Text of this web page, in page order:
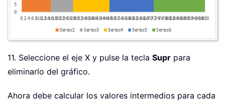
11. Seleccione el eje X y pulse la tecla Supr para
eliminarlo del gráfico.
Ahora debe calcular los valores intermedios para cada